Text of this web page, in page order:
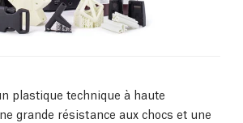
plastique technique à haute
grande résistance aux chocs et une